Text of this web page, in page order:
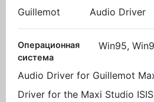
Guillemot Audio Driver
Операционная
система
Win95,
Audio Driver for Guillemot
Driver for the Maxi Studio